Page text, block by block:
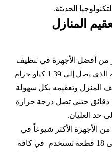
الحديثة.
المنازل
من أفضل الأجهزة في تنظيف
الستائر ونظراً لخفة وزنه الذي يصل إلى 1.39 كيلو جرام
المنزل وتعقيمه بكل سهولة
وهو لا يستغرق سوى 10 دقائق حتىى تصل درجة حرارة
حد الغليان.
الأجهزة الأكثر شيوعاً في
الأسواق وهي تحتوي على 18 قطعة تستخدم في كافة